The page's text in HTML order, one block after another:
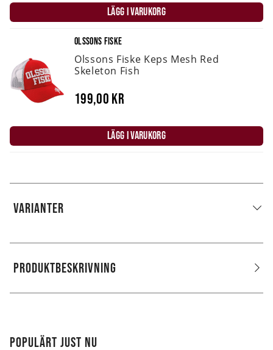
LÄGG I VARUKORG
OLSSONS FISKE
Olssons Fiske Keps Mesh Red
Skeleton Fish
199,00 kr
LÄGG I VARUKORG
VARIANTER
PRODUKTBESKRIVNING
POPULÄRT JUST NU